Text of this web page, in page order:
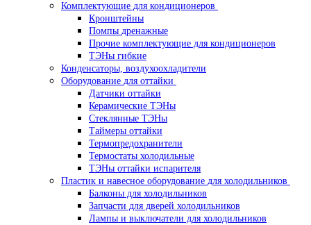
Комплектующие для кондиционеров
Кронштейны
Помпы дренажные
Прочие комплектующие для кондиционеров
ТЭНы гибкие
Конденсаторы, воздухоохладители
Оборудование для оттайки
Датчики оттайки
Керамические ТЭНы
Стеклянные ТЭНы
Таймеры оттайки
Термопредохранители
Термостаты холодильные
ТЭНы оттайки испарителя
Пластик и навесное оборудование для холодильников
Балконы для холодильников
Запчасти для дверей холодильников
Лампы и выключатели для холодильников